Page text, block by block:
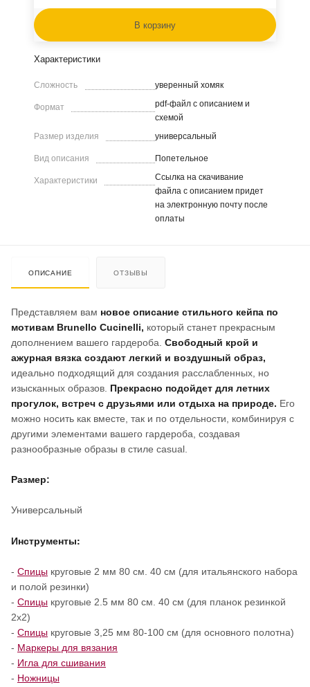
В корзину
Характеристики
Сложность уверенный хомяк
Формат
pdf-файл с описанием и
схемой
Размер изделия
универсальный
Вид описания Попетельное
Характеристики
Ссылка на скачивание
файла с описанием придет
на электронную почту после
оплаты
ОПИСАНИЕ ОТЗЫВЫ
Представляем вам новое описание стильного кейпа по
мотивам Brunello Cucinelli, который станет прекрасным
дополнением вашего гардероба. Свободный крой и
ажурная вязка создают легкий и воздушный образ,
идеально подходящий для создания расслабленных, но
изысканных образов. Прекрасно подойдет для летних
прогулок, встреч с друзьями или отдыха на природе. Его
можно носить как вместе, так и по отдельности, комбинируя с
другими элементами вашего гардероба, создавая
разнообразные образы в стиле casual.
Размер:
Универсальный
Инструменты:
- Спицы круговые 2 мм 80 см. 40 см (для итальянского набора
и полой резинки)
- Спицы круговые 2.5 мм 80 см. 40 см (для планок резинкой
2х2)
- Спицы круговые 3,25 мм 80-100 см (для основного полотна)
- Маркеры для вязания
- Игла для сшивания
- Ножницы